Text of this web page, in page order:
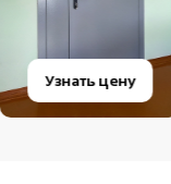
Узнать цену